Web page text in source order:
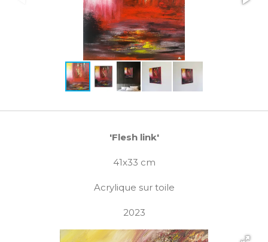
'Flesh link'
41x33 cm
Acrylique sur toile
2023